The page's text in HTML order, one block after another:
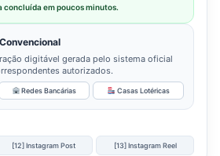
concluída em poucos minutos.
digitável gerada pelo sistema oficial
autorizados.
Redes Bancárias Casas Lotéricas
[12] Instagram Post [13] Instagram Reel